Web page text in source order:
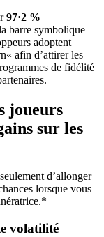
97·2 %
barre symbolique
adoptent
afin d’attirer les
de fidélité
joueurs
sur les
d’allonger
lorsque vous
volatilité